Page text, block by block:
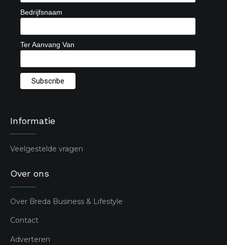
Bedrijfsnaam
Ter Aanvang Van
Informatie
Veelgestelde vragen
Over ons
Over Breda Business & Lifestyle
Contact
Adverteren